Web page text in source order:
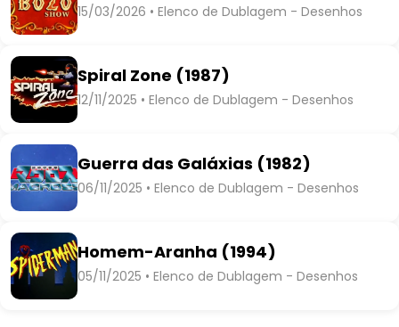
15/03/2026 • Elenco de Dublagem - Desenhos
Spiral Zone (1987)
12/11/2025 • Elenco de Dublagem - Desenhos
Guerra das Galáxias (1982)
06/11/2025 • Elenco de Dublagem - Desenhos
Homem-Aranha (1994)
05/11/2025 • Elenco de Dublagem - Desenhos